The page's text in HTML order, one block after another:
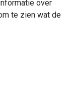
over
te zien wat de